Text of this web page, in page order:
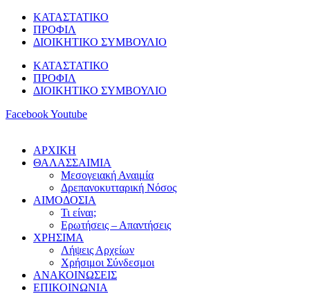
Μετάβαση
περιεχόμενο
ΚΑΤΑΣΤΑΤΙΚΟ
ΠΡΟΦΙΛ
ΔΙΟΙΚΗΤΙΚΟ ΣΥΜΒΟΥΛΙΟ
ΚΑΤΑΣΤΑΤΙΚΟ
ΠΡΟΦΙΛ
ΔΙΟΙΚΗΤΙΚΟ ΣΥΜΒΟΥΛΙΟ
FacebookYoutube
ΑΡΧΙΚΗ
ΘΑΛΑΣΣΑΙΜΙΑ
Μεσογειακή Αναιμία
Δρεπανοκυτταρική Νόσος
ΑΙΜΟΔΟΣΙΑ
Τι είναι;
Ερωτήσεις – Απαντήσεις
ΧΡΗΣΙΜΑ
Λήψεις Αρχείων
Χρήσιμοι Σύνδεσμοι
ΑΝΑΚΟΙΝΩΣΕΙΣ
ΕΠΙΚΟΙΝΩΝΙΑ